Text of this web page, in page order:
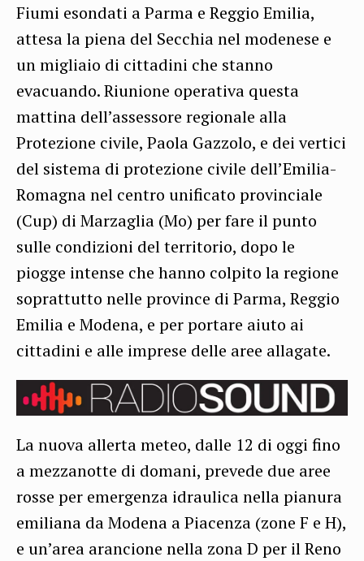
Fiumi esondati a Parma e Reggio Emilia,
attesa la piena del Secchia nel modenese e
un migliaio di cittadini che stanno
evacuando. Riunione operativa questa
mattina dell’assessore regionale alla
Protezione civile, Paola Gazzolo, e dei vertici
del sistema di protezione civile dell’Emilia-
Romagna nel centro unificato provinciale
(Cup) di Marzaglia (Mo) per fare il punto
sulle condizioni del territorio, dopo le
piogge intense che hanno colpito la regione
soprattutto nelle province di Parma, Reggio
Emilia e Modena, e per portare aiuto ai
cittadini e alle imprese delle aree allagate.
La nuova allerta meteo, dalle 12 di oggi fino
a mezzanotte di domani, prevede due aree
rosse per emergenza idraulica nella pianura
emiliana da Modena a Piacenza (zone F e H),
e un’area arancione nella zona D per il Reno